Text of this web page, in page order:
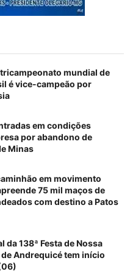
mundial de
é vice-campeão por
em condições
por abandono de
Minas
em movimento
75 mil maços de
com destino a Patos
138ª Festa de Nossa
Andrequicé tem início